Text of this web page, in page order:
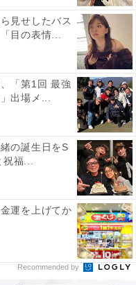
見せしたバス
目の表情...
「第1回 最強
出場メ...
の誕生日をS
祝福...
運を上げてか
Recommended by